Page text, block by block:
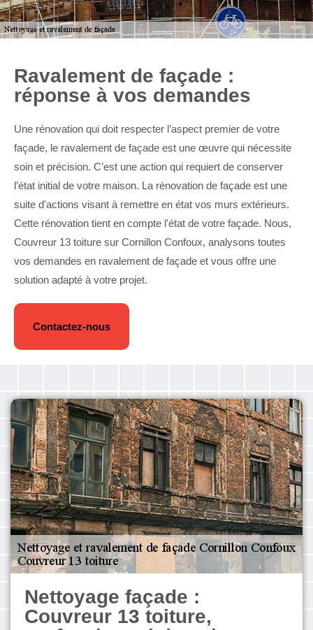
Ravalement de façade :
réponse à vos demandes
Une rénovation qui doit respecter l’aspect premier de votre
façade, le ravalement de façade est une œuvre qui nécessite
soin et précision. C’est une action qui requiert de conserver
l’état initial de votre maison. La rénovation de façade est une
suite d'actions visant à remettre en état vos murs extérieurs.
Cette rénovation tient en compte l'état de votre façade. Nous,
Couvreur 13 toiture sur Cornillon Confoux, analysons toutes
vos demandes en ravalement de façade et vous offre une
solution adapté à votre projet.
Contactez-nous
Nettoyage façade :
Couvreur 13 toiture,